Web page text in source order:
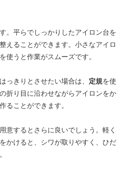
。平らでしっかりしたアイロン台を
えることができます。小さなアイロ
使うと作業がスムーズです。
っきりとさせたい場合は、 定規を使
折り目に沿わせながらアイロンをか
ることができます。
意するとさらに良いでしょう。軽く
かけると、シワが取りやすく、ひだ